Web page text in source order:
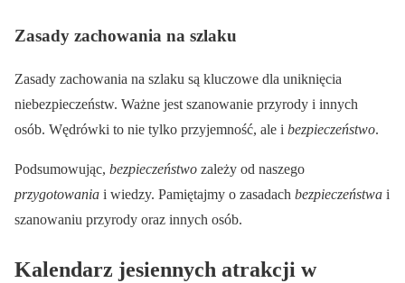
Zasady zachowania na szlaku
Zasady zachowania na szlaku są kluczowe dla uniknięcia
niebezpieczeństw. Ważne jest szanowanie przyrody i innych
osób. Wędrówki to nie tylko przyjemność, ale i bezpieczeństwo.
Podsumowując, bezpieczeństwo zależy od naszego
przygotowania i wiedzy. Pamiętajmy o zasadach bezpieczeństwa i
szanowaniu przyrody oraz innych osób.
Kalendarz jesiennych atrakcji w